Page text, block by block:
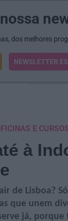
O que
E
à
de Lisboa?
que unem
já,
dos melhores
NEWSLETTER